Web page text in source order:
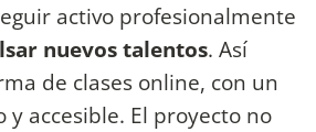
activo profesionalmente
nuevos talentos. Así
de clases online, con un
y accesible. El proyecto no